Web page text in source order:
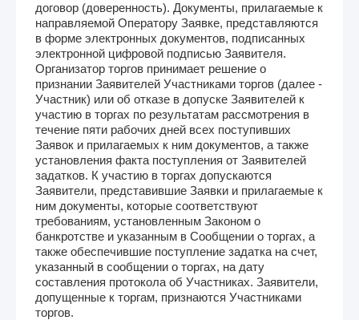
договор (доверенность). Документы, прилагаемые к
направляемой Оператору Заявке, представляются
в форме электронных документов, подписанных
электронной цифровой подписью Заявителя.
Организатор торгов принимает решение о
признании Заявителей Участниками торгов (далее -
Участник) или об отказе в допуске Заявителей к
участию в торгах по результатам рассмотрения в
течение пяти рабочих дней всех поступивших
Заявок и прилагаемых к ним документов, а также
установления факта поступления от Заявителей
задатков. К участию в торгах допускаются
Заявители, представившие Заявки и прилагаемые к
ним документы, которые соответствуют
требованиям, установленным Законом о
банкротстве и указанным в Сообщении о торгах, а
также обеспечившие поступление задатка на счет,
указанный в сообщении о торгах, на дату
составления протокола об Участниках. Заявители,
допущенные к торгам, признаются Участниками
торгов.